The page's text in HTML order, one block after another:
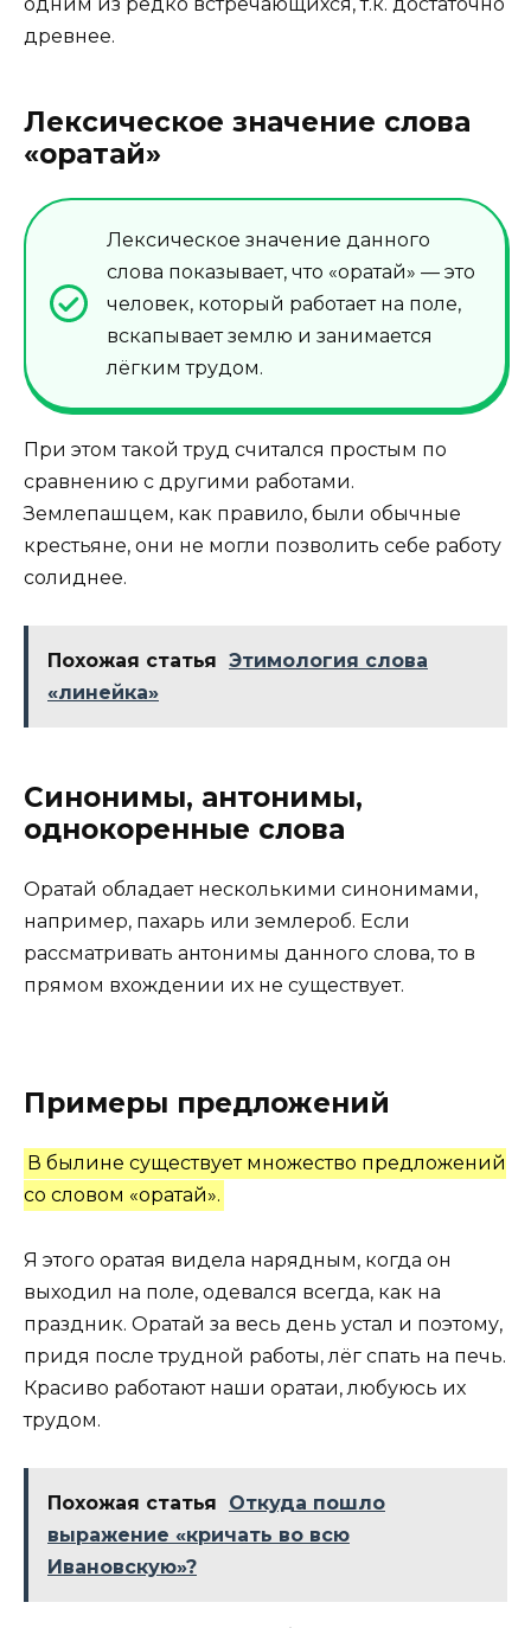
древнее.
Лексическое значение слова
«оратай»
Лексическое значение данного
слова показывает, что «оратай» — это
человек, который работает на поле,
вскапывает землю и занимается
лёгким трудом.
При этом такой труд считался простым по
сравнению с другими работами.
Землепашцем, как правило, были обычные
крестьяне, они не могли позволить себе работу
солиднее.
Похожая статья Этимология слова
«линейка»
Синонимы, антонимы,
однокоренные слова
Оратай обладает несколькими синонимами,
например, пахарь или землероб. Если
рассматривать антонимы данного слова, то в
прямом вхождении их не существует.
Примеры предложений
В былине существует множество предложений
со словом «оратай».
Я этого оратая видела нарядным, когда он
выходил на поле, одевался всегда, как на
праздник. Оратай за весь день устал и поэтому,
придя после трудной работы, лёг спать на печь.
Красиво работают наши оратаи, любуюсь их
трудом.
Похожая статья
Откуда пошло
выражение «кричать во всю
Ивановскую»?